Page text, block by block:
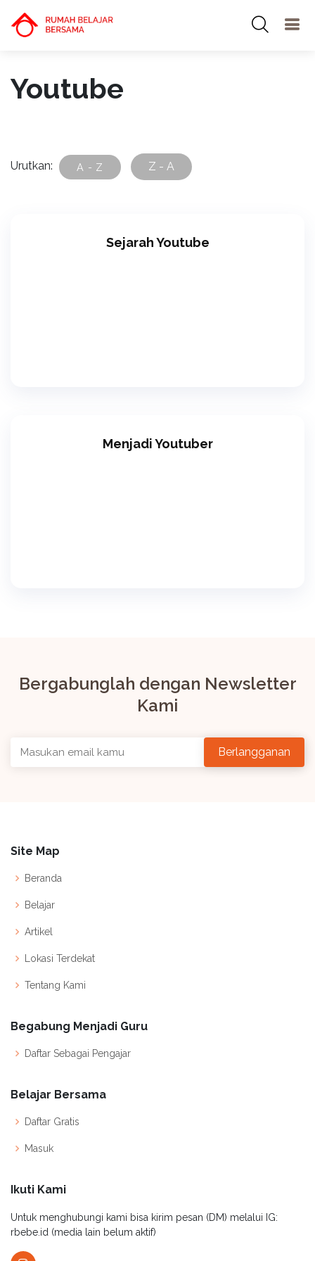
Youtube
Urutkan: A - Z Z - A
Sejarah Youtube
Menjadi Youtuber
Bergabunglah dengan Newsletter
Kami
Site Map
Beranda
Belajar
Artikel
Lokasi Terdekat
Tentang Kami
Begabung Menjadi Guru
Daftar Sebagai Pengajar
Belajar Bersama
Daftar Gratis
Masuk
Ikuti Kami
Untuk menghubungi kami bisa kirim pesan (DM) melalui IG:
rbebe.id (media lain belum aktif)